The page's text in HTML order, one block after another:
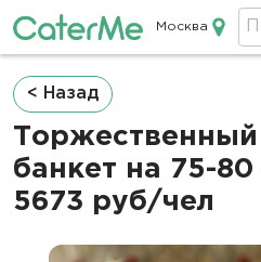
Москва
Строка
навигации
< Назад
банкет на 75-80
5673 руб/чел